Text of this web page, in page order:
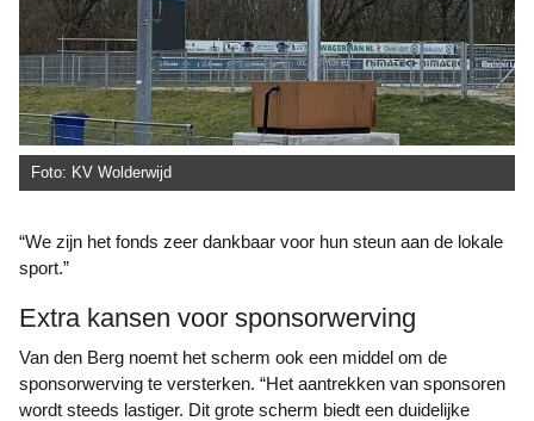
Foto: KV Wolderwijd
“We zijn het fonds zeer dankbaar voor hun steun aan de lokale
sport.”
Extra kansen voor sponsorwerving
Van den Berg noemt het scherm ook een middel om de
sponsorwerving te versterken. “Het aantrekken van sponsoren
wordt steeds lastiger. Dit grote scherm biedt een duidelijke